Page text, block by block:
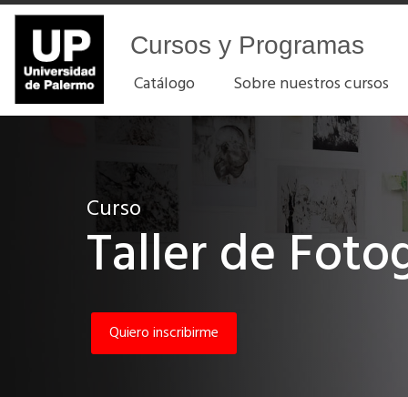
Cursos y Programas
Catálogo Sobre nuestros cursos
Curso
Taller de
Quiero inscribirme